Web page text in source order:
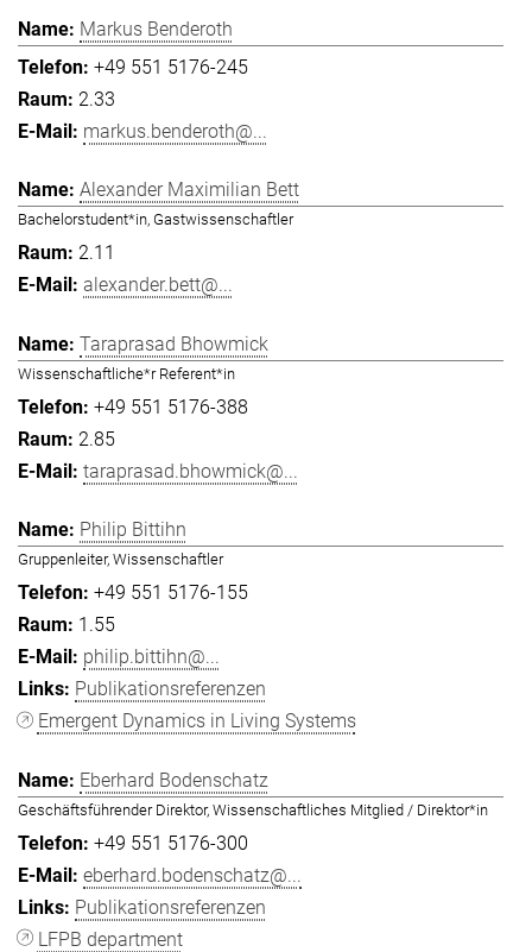
Markus Benderoth
+49 551 5176-245
2.33
markus.benderoth@...
Alexander Maximilian Bett
Bachelorstudent*in, Gastwissenschaftler
2.11
alexander.bett@...
Taraprasad Bhowmick
Wissenschaftliche*r Referent*in
+49 551 5176-388
2.85
taraprasad.bhowmick@...
Philip Bittihn
Gruppenleiter, Wissenschaftler
+49 551 5176-155
1.55
philip.bittihn@...
Publikationsreferenzen
Emergent Dynamics in Living Systems
Eberhard Bodenschatz
Geschäftsführender Direktor, Wissenschaftliches Mitglied / Direktor*in
+49 551 5176-300
eberhard.bodenschatz@...
Publikationsreferenzen
LFPB department